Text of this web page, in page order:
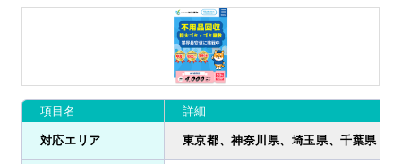
項目名 詳細
対応エリア 東京都、神奈川県、埼玉県、千葉県